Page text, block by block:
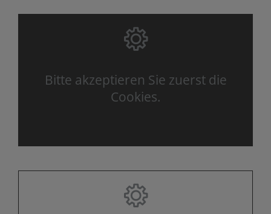
Bitte akzeptieren Sie zuerst die
Cookies.